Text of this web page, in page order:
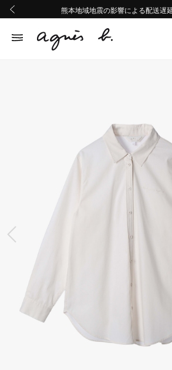
熊本地域地震の影響による配送遅
Summer Sale
熊本地域地震の影響による配送遅
Summer Sale
前の画像